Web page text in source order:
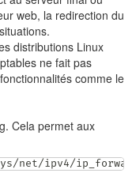
web, la redirection du
distributions Linux
ne fait pas
comme le
Cela permet aux
net/ipv4/